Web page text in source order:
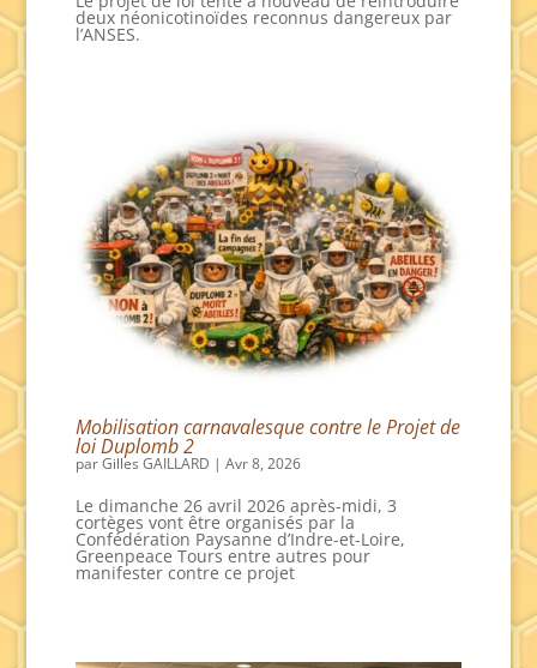
deux néonicotinoïdes reconnus dangereux par
l’ANSES.
Mobilisation carnavalesque contre le Projet de
loi Duplomb 2
parGilles GAILLARD | Avr 8, 2026
Le dimanche 26 avril 2026 après-midi, 3
cortèges vont être organisés par la
Confédération Paysanne d’Indre-et-Loire,
Greenpeace Tours entre autres pour
manifester contre ce projet